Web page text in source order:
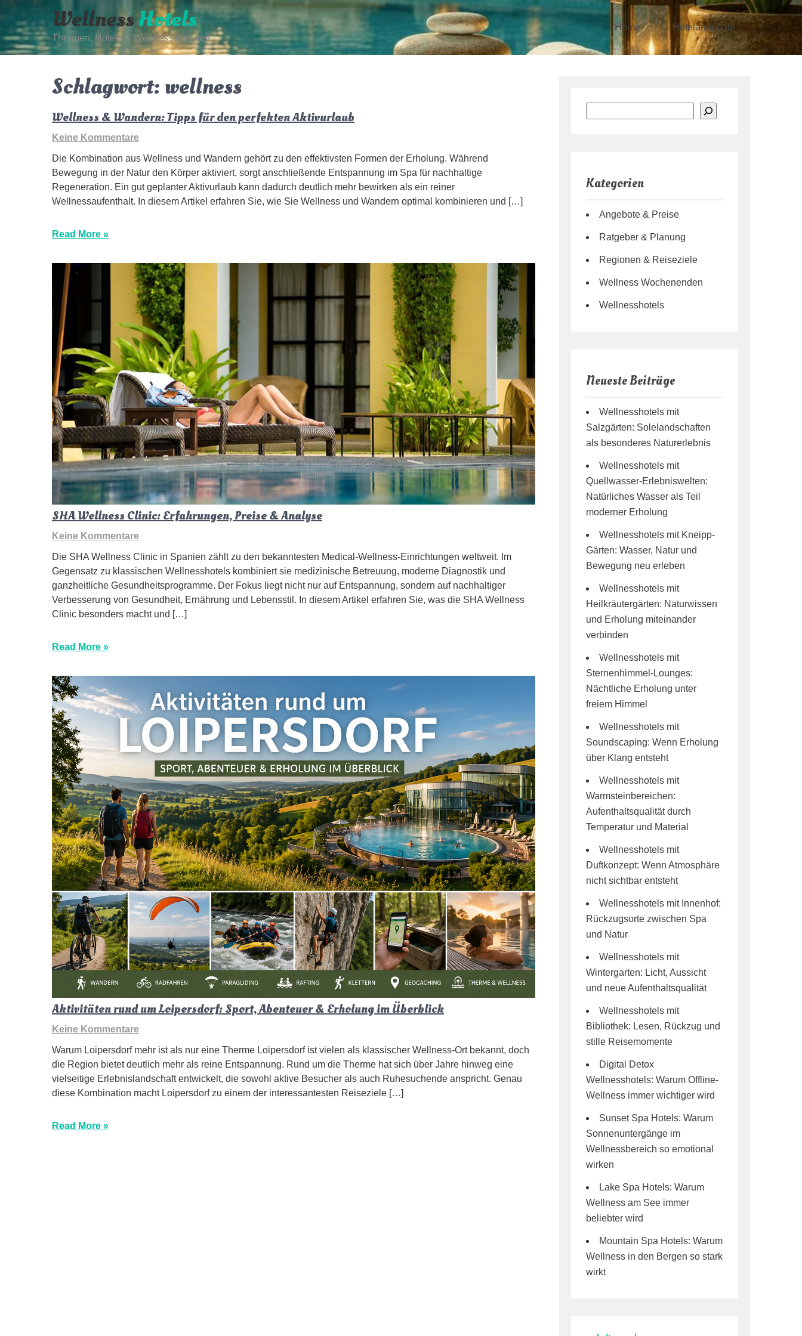
content
WellnessHotels
Thermen, Hotels & Wellness weltweit
Home Hotelangebote
Schlagwort: wellness
Wellness & Wandern: Tipps für den perfekten Aktivurlaub
Keine Kommentare
Die Kombination aus Wellness und Wandern gehört zu den effektivsten Formen der Erholung. Während
Bewegung in der Natur den Körper aktiviert, sorgt anschließende Entspannung im Spa für nachhaltige
Regeneration. Ein gut geplanter Aktivurlaub kann dadurch deutlich mehr bewirken als ein reiner
Wellnessaufenthalt. In diesem Artikel erfahren Sie, wie Sie Wellness und Wandern optimal kombinieren und […]
Read More »
SHA Wellness Clinic: Erfahrungen, Preise & Analyse
Keine Kommentare
Die SHA Wellness Clinic in Spanien zählt zu den bekanntesten Medical-Wellness-Einrichtungen weltweit. Im
Gegensatz zu klassischen Wellnesshotels kombiniert sie medizinische Betreuung, moderne Diagnostik und
ganzheitliche Gesundheitsprogramme. Der Fokus liegt nicht nur auf Entspannung, sondern auf nachhaltiger
Verbesserung von Gesundheit, Ernährung und Lebensstil. In diesem Artikel erfahren Sie, was die SHA Wellness
Clinic besonders macht und […]
Read More »
Aktivitäten rund um Loipersdorf: Sport, Abenteuer & Erholung im Überblick
Keine Kommentare
Warum Loipersdorf mehr ist als nur eine Therme Loipersdorf ist vielen als klassischer Wellness-Ort bekannt, doch
die Region bietet deutlich mehr als reine Entspannung. Rund um die Therme hat sich über Jahre hinweg eine
vielseitige Erlebnislandschaft entwickelt, die sowohl aktive Besucher als auch Ruhesuchende anspricht. Genau
diese Kombination macht Loipersdorf zu einem der interessantesten Reiseziele […]
Read More »
Kategorien
Angebote & Preise
Ratgeber & Planung
Regionen & Reiseziele
Wellness Wochenenden
Wellnesshotels
Neueste Beiträge
Wellnesshotels mit
Salzgärten: Solelandschaften
als besonderes Naturerlebnis
Wellnesshotels mit
Quellwasser-Erlebniswelten:
Natürliches Wasser als Teil
moderner Erholung
Wellnesshotels mit Kneipp-
Gärten: Wasser, Natur und
Bewegung neu erleben
Wellnesshotels mit
Heilkräutergärten: Naturwissen
und Erholung miteinander
verbinden
Wellnesshotels mit
Sternenhimmel-Lounges:
Nächtliche Erholung unter
freiem Himmel
Wellnesshotels mit
Soundscaping: Wenn Erholung
über Klang entsteht
Wellnesshotels mit
Warmsteinbereichen:
Aufenthaltsqualität durch
Temperatur und Material
Wellnesshotels mit
Duftkonzept: Wenn Atmosphäre
nicht sichtbar entsteht
Wellnesshotels mit Innenhof:
Rückzugsorte zwischen Spa
und Natur
Wellnesshotels mit
Wintergarten: Licht, Aussicht
und neue Aufenthaltsqualität
Wellnesshotels mit
Bibliothek: Lesen, Rückzug und
stille Reisemomente
Digital Detox
Wellnesshotels: Warum Offline-
Wellness immer wichtiger wird
Sunset Spa Hotels: Warum
Sonnenuntergänge im
Wellnessbereich so emotional
wirken
Lake Spa Hotels: Warum
Wellness am See immer
beliebter wird
Mountain Spa Hotels: Warum
Wellness in den Bergen so stark
wirkt